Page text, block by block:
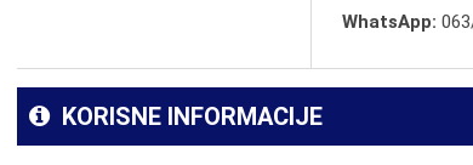
WhatsApp:
KORISNE INFORMACIJE